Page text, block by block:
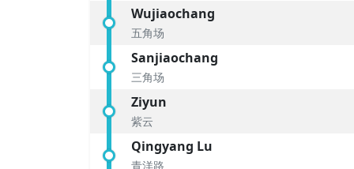
Wujiaochang
五角场
Sanjiaochang
三角场
Ziyun
紫云
Qingyang Lu
青洋路